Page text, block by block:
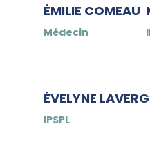
ÉMILIE COMEAU
Médecin
ÉVELYNE
IPSPL